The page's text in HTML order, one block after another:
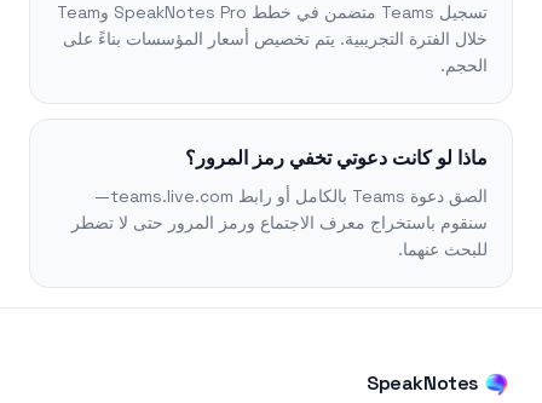
تسجيل Teams متضمن في خطط SpeakNotes Pro وTeam
خلال الفترة التجريبية. يتم تخصيص أسعار المؤسسات بناءً على
الحجم.
ماذا لو كانت دعوتي تخفي رمز المرور؟
الصق دعوة Teams بالكامل أو رابط teams.live.com—
سنقوم باستخراج معرف الاجتماع ورمز المرور حتى لا تضطر
للبحث عنهما.
SpeakNotes